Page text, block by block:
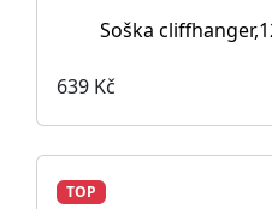
Soška
639 Kč
TOP